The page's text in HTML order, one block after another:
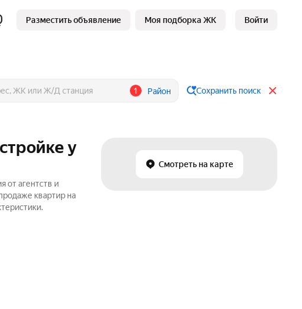
Разместить объявление Моя подборка ЖК Войти
1 Район Сохранить поиск
Смотреть на карте
у
от агентств и
квартир на